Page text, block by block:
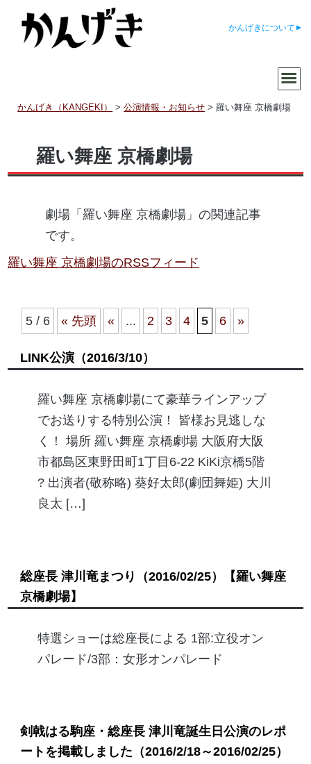
かんげきについて
かんげき（KANGEKI） >公演情報・お知らせ >羅い舞座 京橋劇場
羅い舞座 京橋劇場
劇場「羅い舞座 京橋劇場」の関連記事
です。
羅い舞座 京橋劇場のRSSフィード
5 / 6 « 先頭 « ... 2 3 4 5 6 »
LINK公演（2016/3/10）
羅い舞座 京橋劇場にて豪華ラインアップ
でお送りする特別公演！ 皆様お見逃しな
く！ 場所 羅い舞座 京橋劇場 大阪府大阪
市都島区東野田町1丁目6-22 KiKi京橋5階
? 出演者(敬称略) 葵好太郎(劇団舞姫) 大川
良太 […]
総座長 津川竜まつり （2016/02/25）
【羅い舞座
京橋劇場】
特選ショーは総座長による 1部:立役オン
パレード/3部：女形オンパレード
剣戟はる駒座・総座長 津川竜誕生日公演のレポ
ートを掲載しました （2016/2/18～2016/02/25）